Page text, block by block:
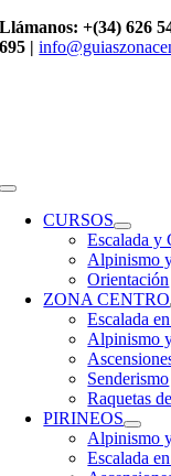
Saltar
al
Llámanos: +(34) 626
695 |
Toggle
NavigationCURSOS
Escalada y
Alpinismo
Orientación
ZONA CENTRO
Escalada
Alpinismo
Senderismo
Raquetas
PIRINEOS
Alpinismo
Escalada